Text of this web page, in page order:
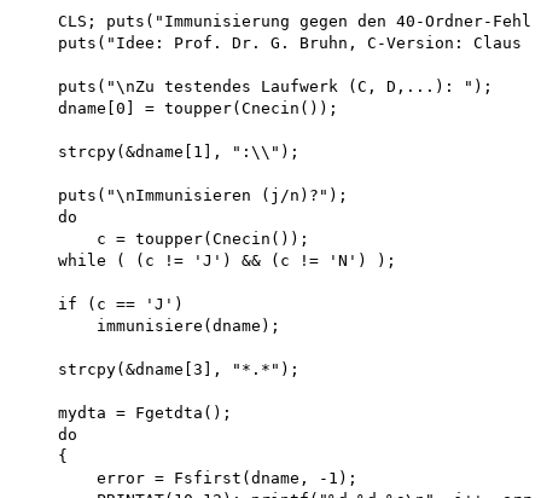
CLS; puts("Immunisierung gegen den 40-Ordner-
puts("Idee: Prof. Dr. G. Bruhn, C-Version: Claus
    puts("\nZu testendes Laufwerk (C, D,...): ");
    dname[0] = toupper(Cnecin());
    strcpy(&dname[1], ":\\");
    puts("\nImmunisieren (j/n)?");
    do
        c = toupper(Cnecin());
    while ( (c != 'J') && (c != 'N') );
    if (c == 'J')
        immunisiere(dname);
    strcpy(&dname[3], "*.*");
    mydta = Fgetdta();
    do
    {
        error = Fsfirst(dname, -1);